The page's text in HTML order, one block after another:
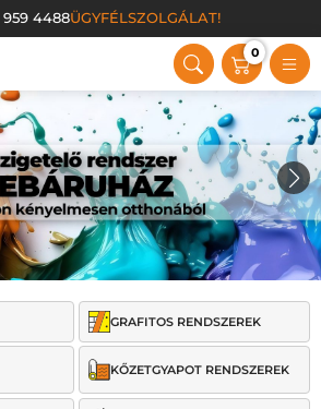
959 4488ÜGYFÉLSZOLGÁLAT!
Kft.
0
GRAFITOS RENDSZEREK
KŐZETGYAPOT RENDSZEREK